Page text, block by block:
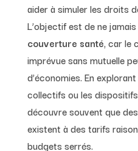
aider à simuler les droits
L’objectif est de ne
couverture santé, car le
imprévue sans mutuelle
d’économies. En
collectifs ou les
découvre souvent que
existent à des tarifs
budgets serrés.